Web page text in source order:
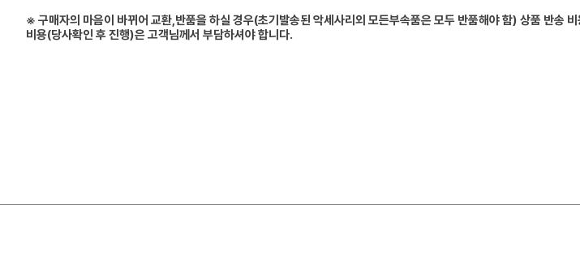
※ 구매자의 마음이 바뀌어 교환,반품을 하실 경우(초기발송된 악세사리외 모든부속품은 모두 반품해야 함) 상품 반송
비용(당사확인 후 진행)은 고객님께서 부담하셔야 합니다.